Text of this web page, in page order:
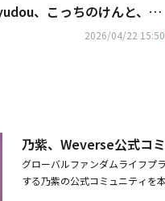
、こっちのけんと、N
ME:I、MUCCら計104組決
2026/04/22 15:50
乃紫、Weverse公式コ
グローバルファンダムライフプ
する乃紫の公式コミュニティを